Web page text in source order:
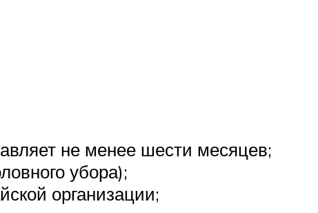
не менее шести месяцев;
убора);
организации;